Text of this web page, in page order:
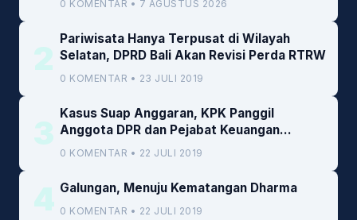
0 KOMENTAR • 7 AGUSTUS 2026
2
Pariwisata Hanya Terpusat di Wilayah
Selatan, DPRD Bali Akan Revisi Perda RTRW
0 KOMENTAR • 23 JULI 2019
3
Kasus Suap Anggaran, KPK Panggil
Anggota DPR dan Pejabat Keuangan
Kemenkeu
0 KOMENTAR • 22 JULI 2019
4 Galungan, Menuju Kematangan Dharma
0 KOMENTAR • 22 JULI 2019